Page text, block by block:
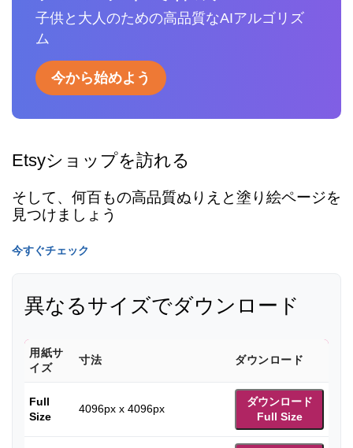
子供と大人のための高品質なAIアルゴリズ
ム
今から始めよう
Etsyショップを訪れる
そして、何百もの高品質ぬりえと塗り絵ページを
見つけましょう
今すぐチェック
異なるサイズでダウンロード
用紙サ
イズ
寸法 ダウンロード
Full
Size
4096px x 4096px
ダウンロード
Full Size